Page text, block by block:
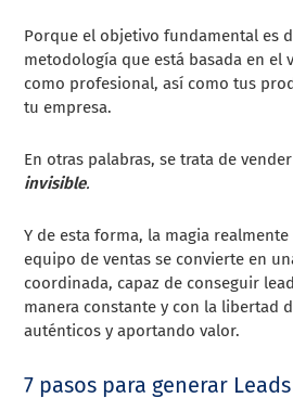
Porque el objetivo fundamental es
metodología que está basada en el
como profesional, así como tus
tu empresa.
En otras palabras, se trata de
invisible.
Y de esta forma, la magia
equipo de ventas se convierte en
coordinada, capaz de conseguir
manera constante y con la libertad
auténticos y aportando valor.
7 pasos para generar